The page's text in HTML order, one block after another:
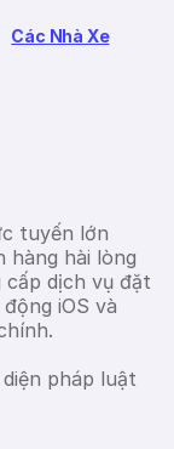
Các Nhà Xe
tuyến lớn
hàng hài lòng
dịch vụ đặt
iOS và
pháp luật